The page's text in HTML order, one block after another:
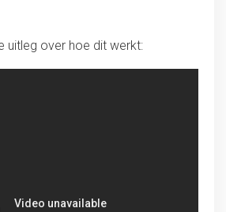
uitleg over hoe dit werkt: